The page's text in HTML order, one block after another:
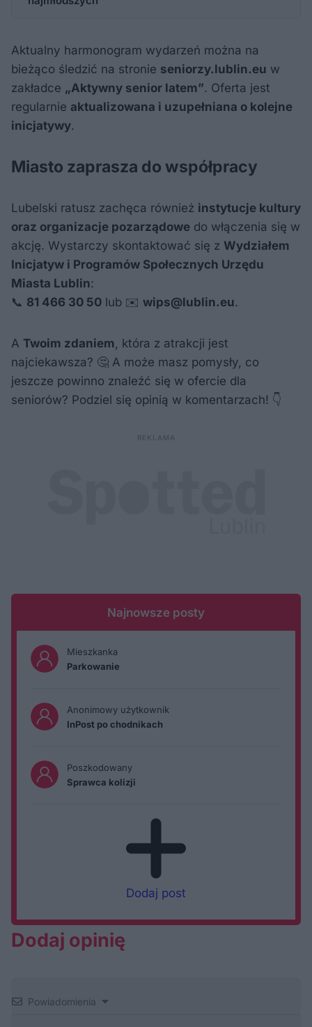
Aktualny harmonogram wydarzeń można na
bieżąco śledzić na stronie seniorzy.lublin.eu w
zakładce „Aktywny senior latem”. Oferta jest
regularnie aktualizowana i uzupełniana o kolejne
inicjatywy.
Miasto zaprasza do współpracy
Lubelski ratusz zachęca również instytucje kultury
oraz organizacje pozarządowe do włączenia się w
akcję. Wystarczy skontaktować się z Wydziałem
Inicjatyw i Programów Społecznych Urzędu
Miasta Lublin:
📞 81 466 30 50 lub ✉️ wips@lublin.eu.
A Twoim zdaniem , która z atrakcji jest
najciekawsza? 🤔 A może masz pomysły, co
jeszcze powinno znaleźć się w ofercie dla
seniorów? Podziel się opinią w komentarzach! 👇
Najnowsze posty
Mieszkanka
Parkowanie
Anonimowy użytkownik
InPost po chodnikach
Poszkodowany
Sprawca kolizji
Dodaj post
Dodaj opinię
Powiadomienia